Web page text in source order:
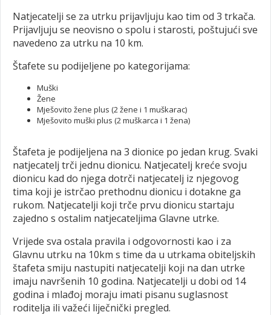
Natjecatelji se za utrku prijavljuju kao tim od 3 trkača.
Prijavljuju se neovisno o spolu i starosti, poštujući sve
navedeno za utrku na 10 km.
Štafete su podijeljene po kategorijama:
Muški
Žene
Mješovito žene plus (2 žene i 1 muškarac)
Mješovito muški plus (2 muškarca i 1 žena)
Štafeta je podijeljena na 3 dionice po jedan krug. Svaki
natjecatelj trči jednu dionicu. Natjecatelj kreće svoju
dionicu kad do njega dotrči natjecatelj iz njegovog
tima koji je istrčao prethodnu dionicu i dotakne ga
rukom. Natjecatelji koji trče prvu dionicu startaju
zajedno s ostalim natjecateljima Glavne utrke.
Vrijede sva ostala pravila i odgovornosti kao i za
Glavnu utrku na 10km s time da u utrkama obiteljskih
štafeta smiju nastupiti natjecatelji koji na dan utrke
imaju navršenih 10 godina. Natjecatelji u dobi od 14
godina i mlađoj moraju imati pisanu suglasnost
roditelja ili važeći liječnički pregled.